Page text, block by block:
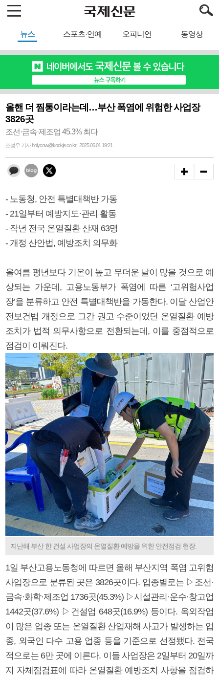
뉴스 스포츠·연예 오피니언 동영상
올핸 더 찜통이라는데…부산 폭염에 위험한 사업장
3826곳
조선·금속·제조업 45.3% 최다
조성우 기자 holycow@kookje.co.kr | 2025.06.01 19:21
- 노동청, 안전 특별대책반 가동
- 21일부터 예방지도·관리 활동
- 작년 전국 온열질환 산재 63명
- 개정 산안법, 예방조치 의무화
올여름 평년보다 기온이 높고 무더운 날이 많을 것으로 예
상되는 가운데, 고용노동부가 폭염에 따른 ‘고위험사업
장’을 분류하고 안전 특별대책반을 가동한다. 이달 산업안
전보건법 개정으로 그간 권고 수준이었던 온열질환 예방
조치가 법적 의무사항으로 전환되는데, 이를 중점적으로
점검이 이뤄진다.
지난해 부산 한 건설 사업장의 온열질환 예방을 위한 안전점검 현장.
1일 부산고용노동청에 따르면 올해 부산지역 폭염 고위험
사업장으로 분류된 곳은 3826곳이다. 업종별로는 ▷조선·
금속·화학·제조업 1736곳(45.3%) ▷시설관리·운수·창고업
1442곳(37.6%) ▷건설업 648곳(16.9%) 등이다. 옥외작업
이 많은 업종 또는 온열질환 산업재해 사고가 발생하는 업
종, 외국인 다수 고용 업종 등을 기준으로 선정됐다. 전국
적으로는 6만 곳에 이른다. 이들 사업장은 2일부터 20일까
지 자체점검표에 따라 온열질환 예방조치 사항을 점검하